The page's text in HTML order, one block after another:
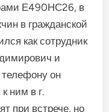
Е490НС26, в
в гражданской
как сотрудник
и
он
ним в г.
при встрече, но